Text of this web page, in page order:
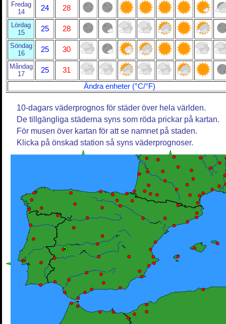
Fredag
14
24 28
Lördag
15
25 28
Söndag
16
25 30
Måndag
17
25
31
Ändra enheter (°C/°F)
10-dagars väderprognos för städer över hela världen.
De tillgängliga städerna syns som röda prickar på kartan.
För musen över kartan för att se namnet på staden.
Klicka på önskad station så syns väderprognoser.